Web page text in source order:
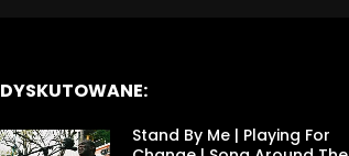
DYSKUTOWANE:
Stand By Me | Playing For